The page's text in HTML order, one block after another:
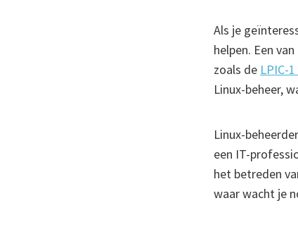
Als je
helpen. Een
zoals de LPIC-1
Linux-beheer,
Linux-
een IT-
het betreden
waar wacht je